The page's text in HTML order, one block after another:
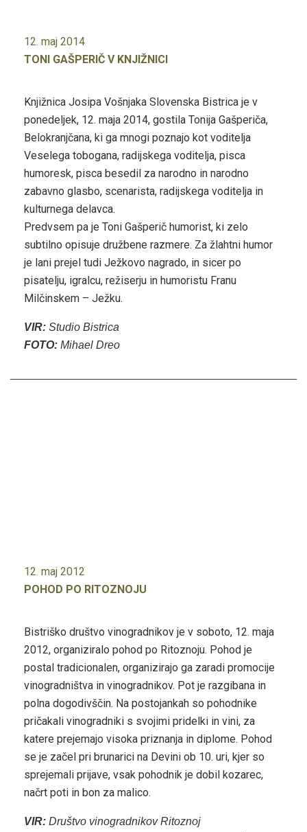
12. maj 2014
TONI GAŠPERIČ V KNJIŽNICI
Knjižnica Josipa Vošnjaka Slovenska Bistrica je v
ponedeljek, 12. maja 2014, gostila Tonija Gašperiča,
Belokranjčana, ki ga mnogi poznajo kot voditelja
Veselega tobogana, radijskega voditelja, pisca
humoresk, pisca besedil za narodno in narodno
zabavno glasbo, scenarista, radijskega voditelja in
kulturnega delavca.
Predvsem pa je Toni Gašperič humorist, ki zelo
subtilno opisuje družbene razmere. Za žlahtni humor
je lani prejel tudi Ježkovo nagrado, in sicer po
pisatelju, igralcu, režiserju in humoristu Franu
Milčinskem – Ježku.
VIR: Studio Bistrica
FOTO: Mihael Dreo
12. maj 2012
POHOD PO RITOZNOJU
Bistriško društvo vinogradnikov je v soboto, 12. maja
2012, organiziralo pohod po Ritoznoju. Pohod je
postal tradicionalen, organizirajo ga zaradi promocije
vinogradništva in vinogradnikov. Pot je razgibana in
polna dogodivščin. Na postojankah so pohodnike
pričakali vinogradniki s svojimi pridelki in vini, za
katere prejemajo visoka priznanja in diplome. Pohod
se je začel pri brunarici na Devini ob 10. uri, kjer so
sprejemali prijave, vsak pohodnik je dobil kozarec,
načrt poti in bon za malico.
VIR: Društvo vinogradnikov Ritoznoj